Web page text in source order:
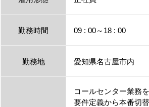
勤務時間 09 : 00～18 : 00
勤務地 愛知県名古屋市内
コールセンター業務
要件定義から本番切